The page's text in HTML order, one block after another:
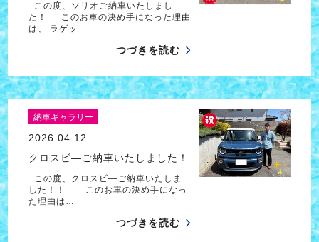
この度、ソリオご納車いたしまし
た！ このお車の決め手になった理由
は、 ラゲッ…
つづきを読む
納車ギャラリー
2026.04.12
クロスビ―ご納車いたしました！
この度、クロスビ―ご納車いたしま
した！！ このお車の決め手になっ
た理由は…
つづきを読む